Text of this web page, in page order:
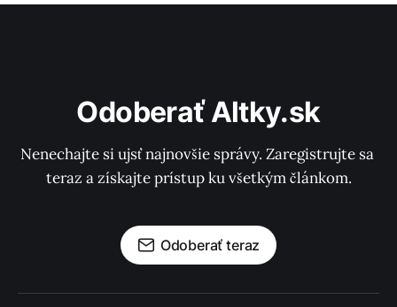
Odoberať Altky.sk
Nenechajte si ujsť najnovšie správy. Zaregistrujte sa
teraz a získajte prístup ku všetkým článkom.
Odoberať teraz